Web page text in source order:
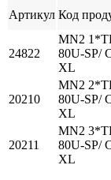
Артикул Код
24822
MN2
80U-SP/
XL
20210
MN2
80U-SP/
XL
20211
MN2
80U-SP/
XL